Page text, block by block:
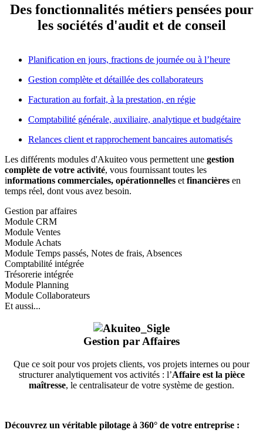
Des fonctionnalités métiers penséespour
les sociétés d'audit et de conseil
Planification en jours, fractions de journée ou à l’heure
Gestion complète et détaillée des collaborateurs
Facturation au forfait, à la prestation, en régie
Comptabilité générale, auxiliaire, analytique et budgétaire
Relances client et rapprochement bancaires automatisés
Les différents modules d'Akuiteo vous permettent une gestion
complète de votre activité, vous fournissant toutes les
informations commerciales, opérationnelles et financières en
temps réel, dont vous avez besoin.
Gestion par affaires
Module CRM
Module Ventes
Module Achats
Module Temps passés, Notes de frais, Absences
Comptabilité intégrée
Trésorerie intégrée
Module Planning
Module Collaborateurs
Et aussi...
Gestion par Affaires
Que ce soit pour vos projets clients, vos projets internes ou pour
structurer analytiquement vos activités : l’Affaire est la pièce
maîtresse, le centralisateur de votre système de gestion.
Découvrez un véritable pilotage à 360° de votre entreprise :